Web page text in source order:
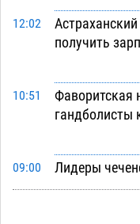
12:02
получить
10:51
Фаворитская
гандболисты
09:00
Лидеры
осудили